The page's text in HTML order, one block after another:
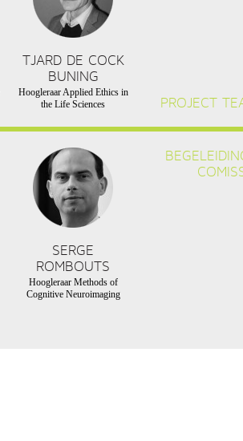
TJARD DE COCK
BUNING
Hoogleraar Applied Ethics in
the Life Sciences
PROJECT
SERGE
ROMBOUTS
Hoogleraar Methods of
Cognitive Neuroimaging